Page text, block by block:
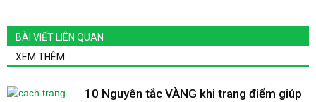
BÀI VIẾT LIÊN QUAN
XEM THÊM
10 Nguyên tắc VÀNG khi trang điểm giúp